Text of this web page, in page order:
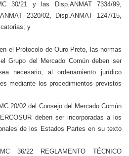
30/21 y las Disp.ANMAT 7334/99,
2320/02, Disp.ANMAT 1247/15,
y
el Protocolo de Ouro Preto, las normas
Grupo del Mercado Común deben ser
necesario, al ordenamiento jurídico
mediante los procedimientos previstos
20/02 del Consejo del Mercado Común
deben ser incorporadas a los
de los Estados Partes en su texto
36/22 REGLAMENTO TÉCNICO